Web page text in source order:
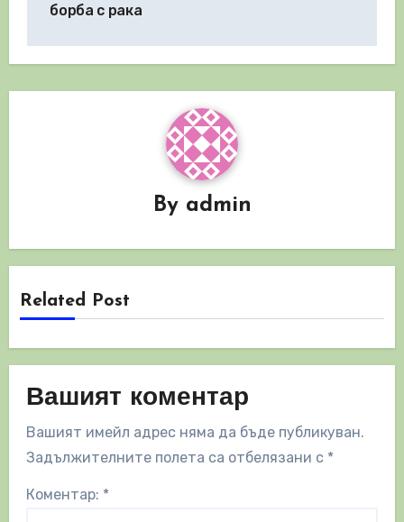
борба с рака
By admin
Related Post
Вашият коментар
Вашият имейл адрес няма да бъде публикуван.
Задължителните полета са отбелязани с *
Коментар: *